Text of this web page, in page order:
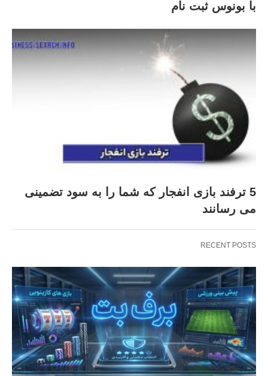
با بونوس ثبت نام
5 ترفند بازی انفجار که شما را به سود تضمینی
می رسانند
RECENT POSTS